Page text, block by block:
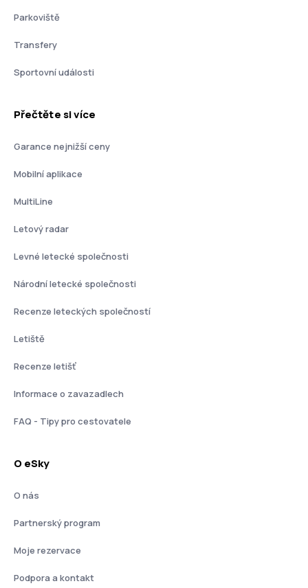
Parkoviště
Transfery
Sportovní události
Přečtěte si více
Garance nejnižší ceny
Mobilní aplikace
MultiLine
Letový radar
Levné letecké společnosti
Národní letecké společnosti
Recenze leteckých společností
Letiště
Recenze letišť
Informace o zavazadlech
FAQ - Tipy pro cestovatele
O eSky
O nás
Partnerský program
Moje rezervace
Podpora a kontakt